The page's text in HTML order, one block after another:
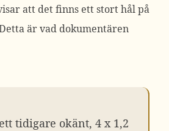
att det finns ett stort hål på
är vad dokumentären
tidigare okänt, 4 x 1,2